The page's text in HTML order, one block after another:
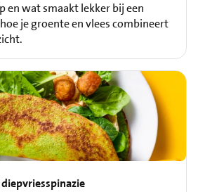
en wat smaakt lekker bij een
je groente en vlees combineert